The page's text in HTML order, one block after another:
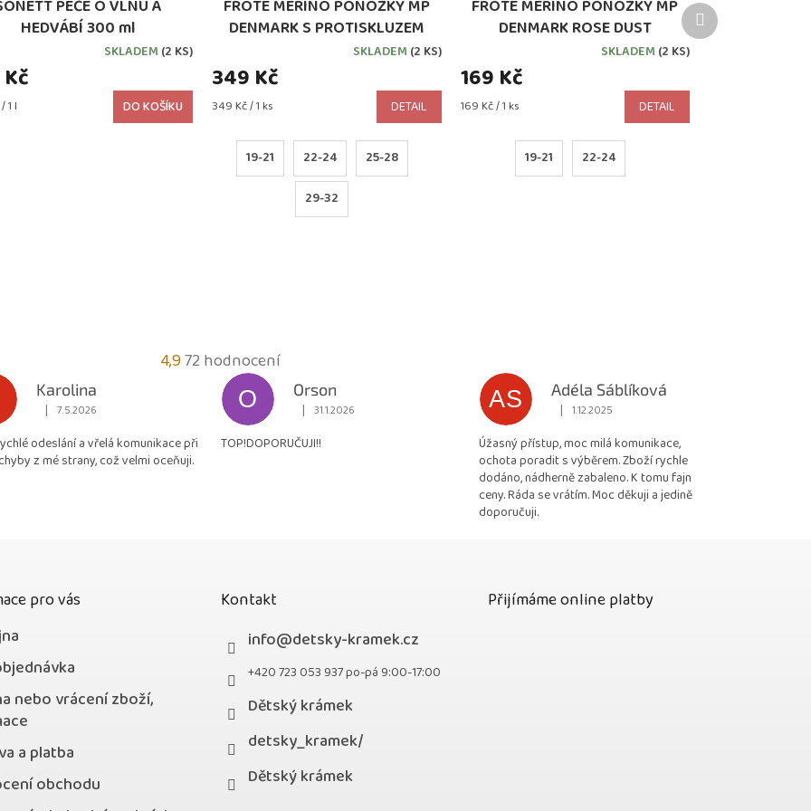
PÉČE O VLNU A
HEDVÁBÍ 300 ml
SKLADEM (2 KS)
1 l DO KOŠÍKU
FROTÉ MERINO PONOŽKY MP
DENMARK S PROTISKLUZEM
BROWN MELANGE
SKLADEM (2 KS)
349 Kč
Měrná
349 Kč / 1 ks DETAIL
19-21 22-24 25-28
29-32
FROTÉ MERINO PONOŽKY MP
DENMARK ROSE DUST
SKLADEM (2 KS)
169 Kč
Měrná
169 Kč / 1 ks DETAIL
19-21 22-24
Další
produkt
4,9Průměrné
hodnocení
obchodu
4,9
z
72 hodnocení
Karolina
Hodnocení obchodu je 5 z 5 hvězdiček.
| 7.5.2026
odeslání a vřelá komunikace při
z mé strany, což velmi oceňuji.
O
Orson
Hodnocení obchodu je 5 z 5 hvězdiček.
| 31.1.2026
TOP!DOPORUČUJI!!
AS
Adéla Sáblíková
Hodnocení obchodu je 5 z 5 hvězdiček.
| 1.12.2025
Úžasný přístup, moc milá komunikace,
ochota poradit s výběrem. Zboží rychle
dodáno, nádherně zabaleno. K tomu fajn
ceny. Ráda se vrátím. Moc děkuji a jedině
doporučuji.
pro vás
nebo vrácení zboží,
a platba
obchodu
Kontakt
info@detsky-kramek.cz
+420 723 053 937 po-pá 9:00-17:00
Dětský krámek
detsky_kramek/
Dětský krámek
Přijímáme online platby